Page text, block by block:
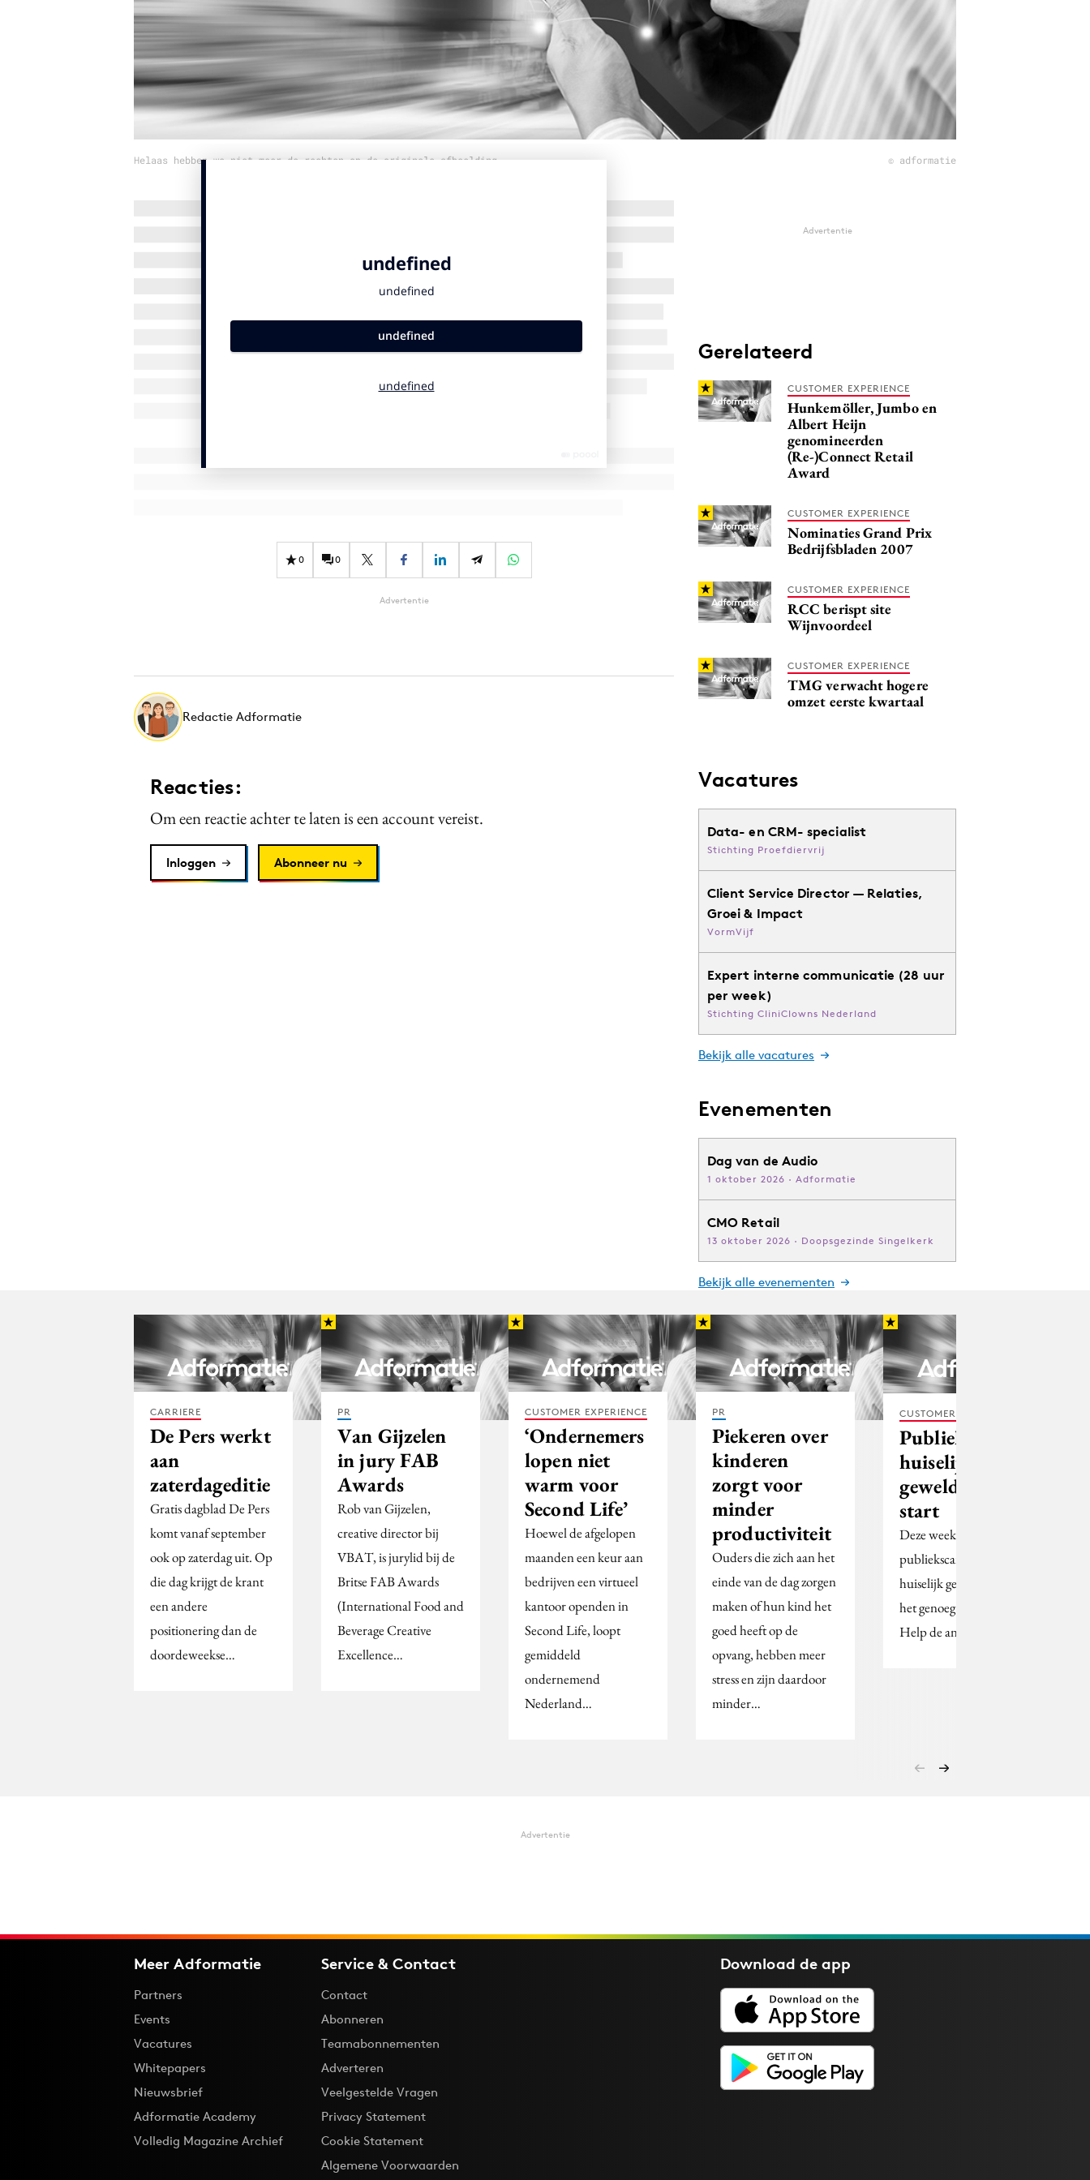
Helaas hebben we niet meer de rechten op de originele afbeelding © adformatie
0 0
Advertentie
Redactie Adformatie
Reacties:
Om een reactie achter te laten is een account vereist.
Inloggen Abonneer nu
Advertentie
Gerelateerd
CUSTOMER EXPERIENCE
Hunkemöller, Jumbo en
Albert Heijn
genomineerden
(Re-)Connect Retail
Award
CUSTOMER EXPERIENCE
Nominaties Grand Prix
Bedrijfsbladen 2007
CUSTOMER EXPERIENCE
RCC berispt site
Wijnvoordeel
CUSTOMER EXPERIENCE
TMG verwacht hogere
omzet eerste kwartaal
Vacatures
Data- en CRM- specialist
Stichting Proefdiervrij
Client Service Director — Relaties,
Groei & Impact
VormVijf
Expert interne communicatie (28 uur
per week)
Stichting CliniClowns Nederland
Bekijk alle vacatures
Evenementen
Dag van de Audio
1 oktober 2026 · Adformatie
CMO Retail
13 oktober 2026 · Doopsgezinde Singelkerk
Bekijk alle evenementen
CARRIERE
De Pers werkt
aan
zaterdageditie
Gratis dagblad De Pers
komt vanaf september
ook op zaterdag uit. Op
die dag krijgt de krant
een andere
positionering dan de
doordeweekse…
PR
Van Gijzelen
in jury FAB
Awards
Rob van Gijzelen,
creative director bij
VBAT, is jurylid bij de
Britse FAB Awards
(International Food and
Beverage Creative
Excellence…
CUSTOMER EXPERIENCE
‘Ondernemers
lopen niet
warm voor
Second Life’
Hoewel de afgelopen
maanden een keur aan
bedrijven een virtueel
kantoor openden in
Second Life, loopt
gemiddeld
ondernemend
Nederland…
PR
Piekeren over
kinderen
zorgt voor
minder
productiviteit
Ouders die zich aan het
einde van de dag zorgen
maken of hun kind het
goed heeft op de
opvang, hebben meer
stress en zijn daardoor
minder…
CUSTOMER EXPERIENCE
Publiekscampagne
huiselijk
geweld van
start
Deze week ging de
publiekscampagne tegen
huiselijk geweld ‘Nu is
het genoeg. Help jezelf.
Help de ander’ van start.
Advertentie
Meer Adformatie
Partners
Events
Vacatures
Whitepapers
Nieuwsbrief
Adformatie Academy
Volledig Magazine Archief
Service & Contact
Contact
Abonneren
Teamabonnementen
Adverteren
Veelgestelde Vragen
Privacy Statement
Cookie Statement
Algemene Voorwaarden
Download deapp